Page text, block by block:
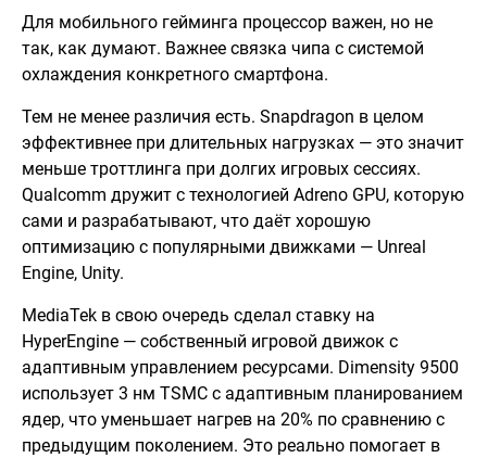
Для мобильного гейминга процессор важен, но не
так, как думают. Важнее связка чипа с системой
охлаждения конкретного смартфона.
Тем не менее различия есть. Snapdragon в целом
эффективнее при длительных нагрузках — это значит
меньше троттлинга при долгих игровых сессиях.
Qualcomm дружит с технологией Adreno GPU, которую
сами и разрабатывают, что даёт хорошую
оптимизацию с популярными движками — Unreal
Engine, Unity.
MediaTek в свою очередь сделал ставку на
HyperEngine — собственный игровой движок с
адаптивным управлением ресурсами. Dimensity 9500
использует 3 нм TSMC с адаптивным планированием
ядер, что уменьшает нагрев на 20% по сравнению с
предыдущим поколением. Это реально помогает в